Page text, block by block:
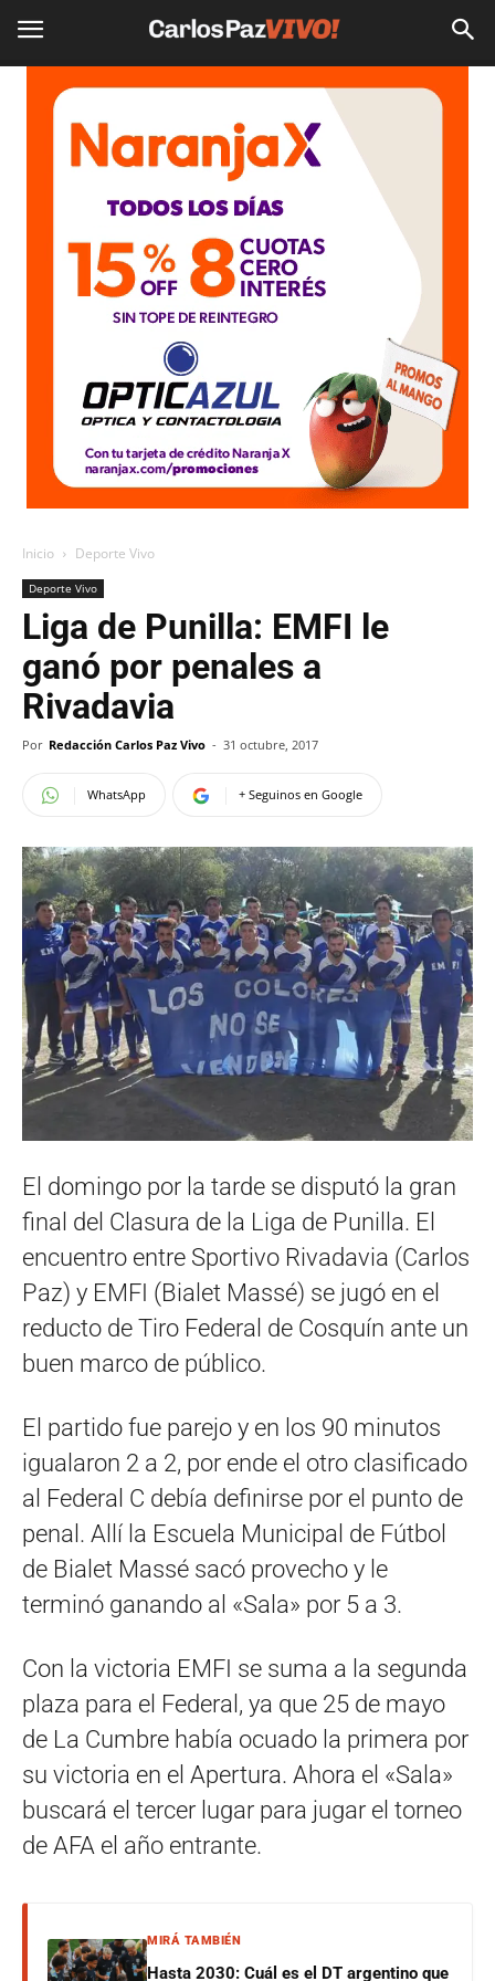
Inicio Deporte Vivo
Deporte Vivo
Liga de Punilla: EMFI le
ganó por penales a
Rivadavia
Por Redacción Carlos Paz Vivo - 31 octubre, 2017
WhatsApp + Seguinos en Google
El domingo por la tarde se disputó la gran
final del Clasura de la Liga de Punilla. El
encuentro entre Sportivo Rivadavia (Carlos
Paz) y EMFI (Bialet Massé) se jugó en el
reducto de Tiro Federal de Cosquín ante un
buen marco de público.
El partido fue parejo y en los 90 minutos
igualaron 2 a 2, por ende el otro clasificado
al Federal C debía definirse por el punto de
penal. Allí la Escuela Municipal de Fútbol
de Bialet Massé sacó provecho y le
terminó ganando al «Sala» por 5 a 3.
Con la victoria EMFI se suma a la segunda
plaza para el Federal, ya que 25 de mayo
de La Cumbre había ocuado la primera por
su victoria en el Apertura. Ahora el «Sala»
buscará el tercer lugar para jugar el torneo
de AFA el año entrante.
MIRÁ TAMBIÉN
Hasta 2030: Cuál es el DT argentino que